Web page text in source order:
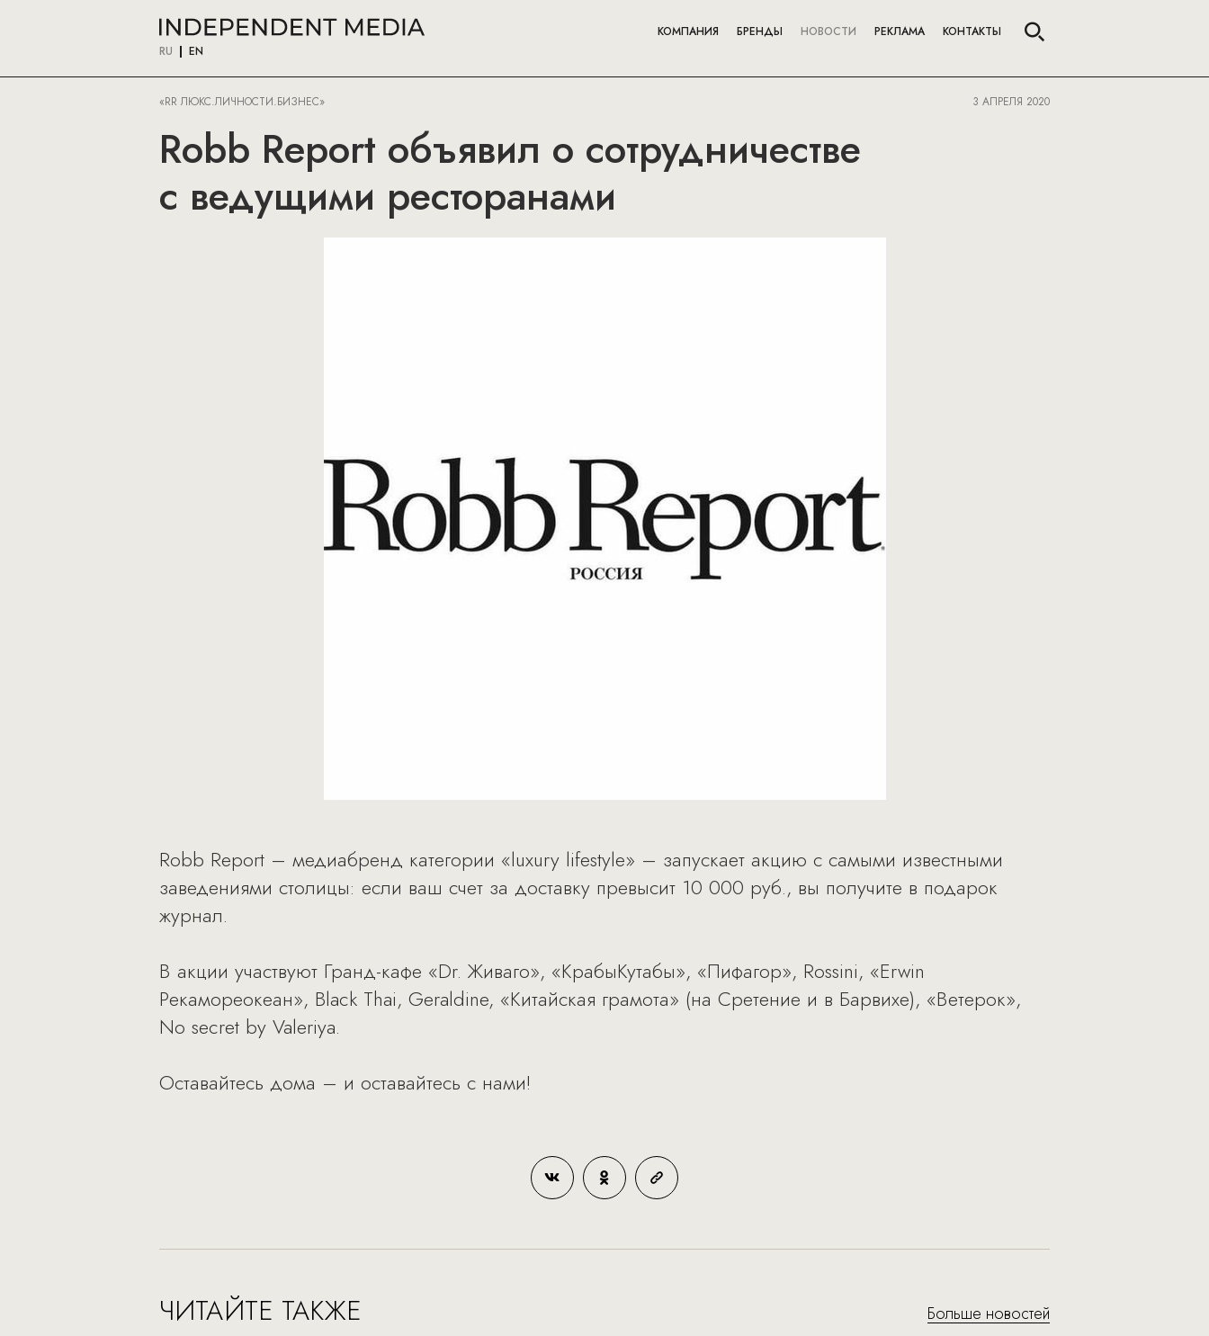
RU EN
КОМПАНИЯ БРЕНДЫ НОВОСТИ РЕКЛАМА КОНТАКТЫ
«RR ЛЮКС.ЛИЧНОСТИ.БИЗНЕС» 3 АПРЕЛЯ 2020
Robb Report объявил о сотрудничестве
с ведущими ресторанами
Robb Report – медиабренд категории «luxury lifestyle» – запускает акцию с самыми известными
заведениями столицы: если ваш счет за доставку превысит 10 000 руб., вы получите в подарок
журнал.
В акции участвуют Гранд-кафе «Dr. Живаго», «КрабыКутабы», «Пифагор», Rossini, «Erwin
Рекамореокеан», Black Thai, Geraldine, «Китайская грамота» (на Сретение и в Барвихе), «Ветерок»,
No secret by Valeriya.
Оставайтесь дома – и оставайтесь с нами!
ЧИТАЙТЕ ТАКЖЕ Больше новостей